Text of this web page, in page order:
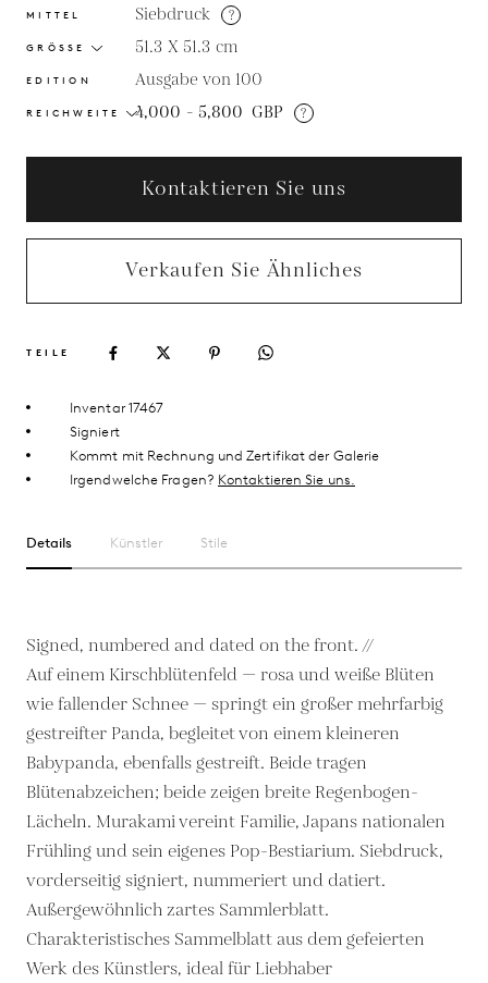
MITTEL Siebdruck ?
GRÖSSE 51.3 X 51.3 cm
EDITION Ausgabe von 100
REICHWEITE 4,000 - 5,800 GBP ?
Kontaktieren Sie uns
Verkaufen Sie Ähnliches
TEILE
Inventar 17467
Signiert
Kommt mit Rechnung und Zertifikat der Galerie
Irgendwelche Fragen? Kontaktieren Sie uns.
Details Künstler Stile
Signed, numbered and dated on the front. //
Auf einem Kirschblütenfeld — rosa und weiße Blüten
wie fallender Schnee — springt ein großer mehrfarbig
gestreifter Panda, begleitet von einem kleineren
Babypanda, ebenfalls gestreift. Beide tragen
Blütenabzeichen; beide zeigen breite Regenbogen-
Lächeln. Murakami vereint Familie, Japans nationalen
Frühling und sein eigenes Pop-Bestiarium. Siebdruck,
vorderseitig signiert, nummeriert und datiert.
Außergewöhnlich zartes Sammlerblatt.
Charakteristisches Sammelblatt aus dem gefeierten
Werk des Künstlers, ideal für Liebhaber